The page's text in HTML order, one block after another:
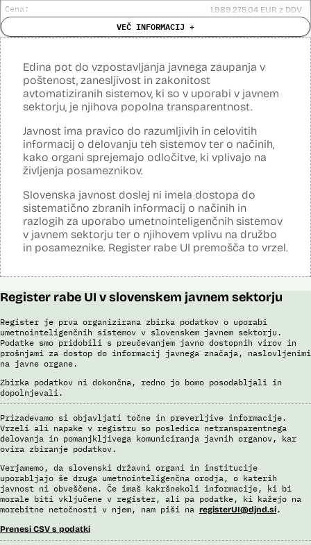
Viri:
Dosje javnega naročila
Cena: 1.989.275,04 EUR z DDV
Analiza učinka na človekove pravice
opravljena:
Posodobljeno: 3. december 2024
Sistem omogoča obdelavo in vizualizacijo podatkov, povezovanje baz
podatkov, pripravo poročil, dinamično raziskovanje podatkov, uporabo
napovedne analitike, opazovanje gibanja podatkov v različnih
(če – potem), simulacije kompleksnejših problemov in scenarijev,
načrtovanje aktivnosti in porabe virov.
Viri:
Dosje javnega naročila
Podrobnosti izdelka na portalu NIO
Predstavitev projekta na gov.si
Predstavitev projekta na portalu OECD OPSI
Odgovor na zahtevo za dostop do informacij javnega značaja
Tehnične specifikacije iz razpisne dokumentacije
VEČ INFORMACIJ +
Edina pot do vzpostavljanja javnega zaupanja v
poštenost, zanesljivost in zakonitost
avtomatiziranih sistemov, ki so v uporabi v javnem
sektorju, je njihova popolna transparentnost.
Javnost ima pravico do razumljivih in celovitih
informacij o delovanju teh sistemov ter o načinih,
kako organi sprejemajo odločitve, ki vplivajo na
življenja posameznikov.
Slovenska javnost doslej ni imela dostopa do
sistematično zbranih informacij o načinih in
razlogih za uporabo umetnointeligenčnih sistemov
v javnem sektorju ter o njihovem vplivu na družbo
in posameznike. Register rabe UI premošča to vrzel.
Register rabe UI v slovenskem javnem sektorju
Register je prva organizirana zbirka podatkov o uporabi
umetnointeligenčnih sistemov v slovenskem javnem sektorju.
Podatke smo pridobili s preučevanjem javno dostopnih virov in
prošnjami za dostop do informacij javnega značaja, naslovljenimi
na javne organe.
Zbirka podatkov ni dokončna, redno jo bomo posodabljali in
dopolnjevali.
Prizadevamo si objavljati točne in preverljive informacije.
Vrzeli ali napake v registru so posledica netransparentnega
delovanja in pomanjkljivega komuniciranja javnih organov, kar
ovira zbiranje podatkov.
Verjamemo, da slovenski državni organi in institucije
uporabljajo še druga umetnointeligenčna orodja, o katerih
javnost ni obveščena. Če imaš kakršnekoli informacije, ki bi
morale biti vključene v register, ali pa podatke, ki kažejo na
morebitne netočnosti v njem, nam piši na registerUI@djnd.si.
Prenesi CSV s podatki